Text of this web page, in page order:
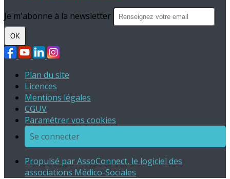
Je m'abonne à la newsletter
OK
Plan du site
Licences
Mentions légales
CGUV
Paramétrer vos cookies
Se connecter
Propulsé par AssoConnect, le logiciel des
associations Médico-Sociales